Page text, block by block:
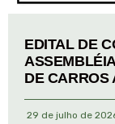
EDITAL DE
DE CARROS
29 de julho de